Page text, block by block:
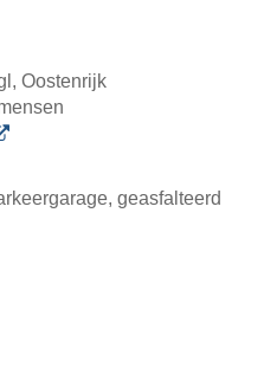
Oostenrijk
geasfalteerd